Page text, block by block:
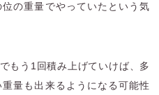
の重量でやっていたという気
もう1回積み上げていけば、多
量も出来るようになる可能性